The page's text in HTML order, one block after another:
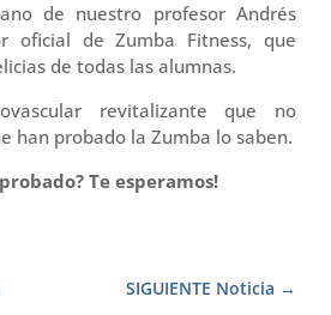
de nuestro profesor Andrés
oficial de Zumba Fitness, que
de todas las alumnas.
revitalizante que no
han probado la Zumba lo saben.
Te esperamos!
SIGUIENTE Noticia